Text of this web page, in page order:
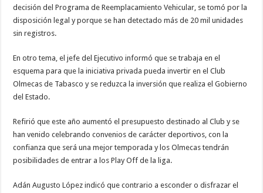
decisión del Programa de Reemplacamiento Vehicular, se tomó por la
disposición legal y porque se han detectado más de 20 mil unidades
sin registros.
En otro tema, el jefe del Ejecutivo informó que se trabaja en el
esquema para que la iniciativa privada pueda invertir en el Club
Olmecas de Tabasco y se reduzca la inversión que realiza el Gobierno
del Estado.
Refirió que este año aumentó el presupuesto destinado al Club y se
han venido celebrando convenios de carácter deportivos, con la
confianza que será una mejor temporada y los Olmecas tendrán
posibilidades de entrar a los Play Off de la liga.
Adán Augusto López indicó que contrario a esconder o disfrazar el